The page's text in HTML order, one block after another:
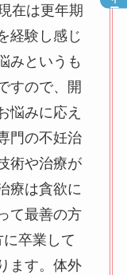
在は更年期
経験し感じ
みというも
すので、開
悩みに応え
門の不妊治
術や治療が
療は貪欲に
て最善の方
卒業して
ます。体外